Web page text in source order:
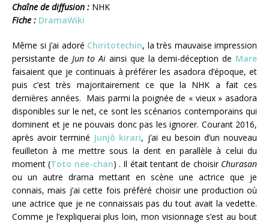
Chaîne de diffusion : NHK
Fiche : DramaWiki
Même si j’ai adoré Chiritotechin, la très mauvaise impression
persistante de Jun to Ai ainsi que la demi-déception de Mare
faisaient que je continuais à préférer les asadora d’époque, et
puis c’est très majoritairement ce que la NHK a fait ces
dernières années. Mais parmi la poignée de « vieux » asadora
disponibles sur le net, ce sont les scénarios contemporains qui
dominent et je ne pouvais donc pas les ignorer. Courant 2016,
après avoir terminé Junjô kirari, j’ai eu besoin d’un nouveau
feuilleton à me mettre sous la dent en parallèle à celui du
moment (Toto nee-chan) . Il était tentant de choisir Churasan
ou un autre drama mettant en scène une actrice que je
connais, mais j’ai cette fois préféré choisir une production où
une actrice que je ne connaissais pas du tout avait la vedette.
Comme je l’expliquerai plus loin, mon visionnage s’est au bout